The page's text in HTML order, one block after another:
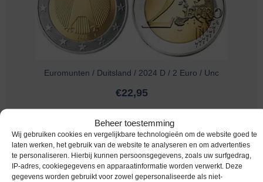
Beheer toestemming
Wij gebruiken cookies en vergelijkbare technologieën om de website goed te
laten werken, het gebruik van de website te analyseren en om advertenties
te personaliseren. Hierbij kunnen persoonsgegevens, zoals uw surfgedrag,
IP-adres, cookiegegevens en apparaatinformatie worden verwerkt. Deze
gegevens worden gebruikt voor zowel gepersonaliseerde als niet-
Euromunten / Duitsland / 2024 D / 2 Euro / Unc
€22,95